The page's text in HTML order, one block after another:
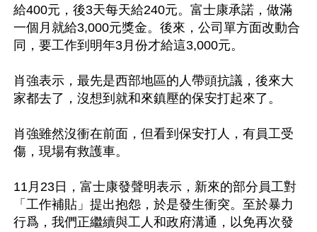
給400元，後3天每天給240元。富士康承諾，做滿
一個月就給3,000元獎金。後來，公司單方面改動合
同，要工作到明年3月份才給這3,000元。
肖強表示，最先是西部地區的人帶頭抗議，後來大
家都去了，沒想到就和來鎮壓的保安打起來了。
肖強雖然沒衝在前面，但看到保安打人，有員工受
傷，現場有救護車。
11月23日，富士康發聲明表示，新來的部分員工對
「工作補貼」提出抱怨，於是發生衝突。至於暴力
行爲，我們正繼續與工人和政府溝通，以免再次發